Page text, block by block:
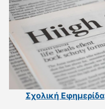
Σχολική Εφημερίδα